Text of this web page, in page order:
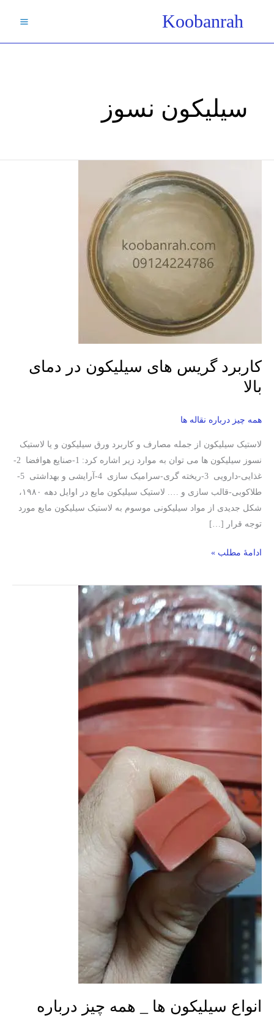
Koobanrah
سیلیکون نسوز
کاربرد گریس های سیلیکون در دمای
بالا
همه چیز درباره نقاله ها
لاستیک سیلیکون از جمله مصارف و کاربرد ورق سیلیکون و یا لاستیک
نسوز سیلیکون ها می توان به موارد زیر اشاره کرد: 1-صنایع هوافضا 2-
غذایی-دارویی 3-ریخته گری-سرامیک سازی 4-آرایشی و بهداشتی 5-
طلاکوبی-قالب سازی و …. لاستیک سیلیکون مایع در اوایل دهه ۱۹۸۰،
شکل جدیدی از مواد سیلیکونی موسوم به لاستیک سیلیکون مایع مورد
توجه قرار […]
سیلیکون
دمای
بالا
ادامۀ مطلب »
انواع سیلیکون ها _ همه چیز درباره
انواع
سیلیکون
ها
همه
چیز
درباره
سیلیکون
و
مواد